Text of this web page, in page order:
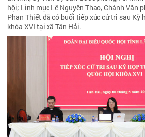
hội; Linh mục Lê Nguyên Thao, Chánh Văn
Phan Thiết đã có buổi tiếp xúc cử tri sau Kỳ
khóa XVI tại xã Tân Hải.